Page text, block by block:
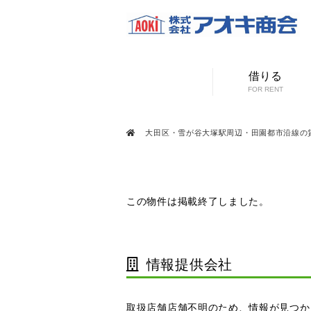
借りる
FOR RENT
大田区・雪が谷大塚駅周辺・田園都市沿線
この物件は掲載終了しました。
情報提供会社
取扱店舗店舗不明のため、情報が見つ